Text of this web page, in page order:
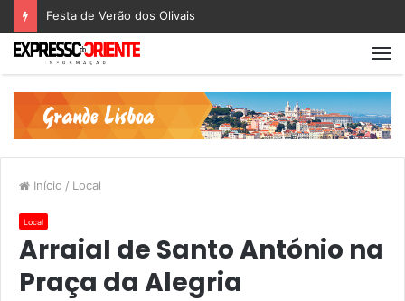
Festa de Verão dos Olivais
Início / Local
Local
Arraial de Santo António na
Praça da Alegria